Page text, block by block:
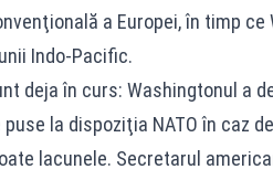
a Europei, în timp
Indo-Pacific.
deja în curs: Washingtonul a
la dispoziţia NATO în caz
lacunele. Secretarul